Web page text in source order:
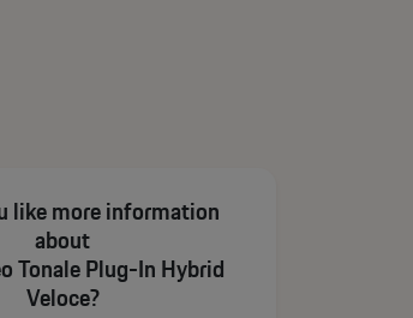
like more information
about
Tonale Plug-In Hybrid
Veloce?